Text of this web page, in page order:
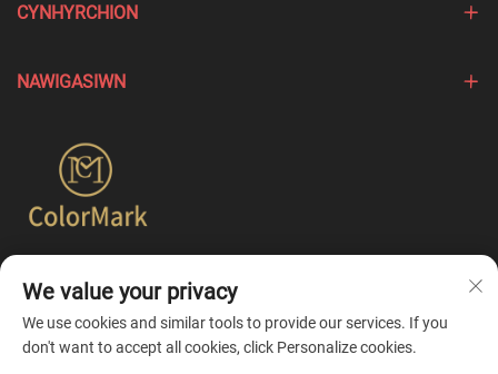
CYNHYRCHION
NAWIGASIWN
tynnu sylw at nodweddion unigol gwahanol brendiau ac yn
cynnig gwasanaethau personoli un-ystafell.
We value your privacy
We use cookies and similar tools to provide our services. If you
don't want to accept all cookies, click Personalize cookies.